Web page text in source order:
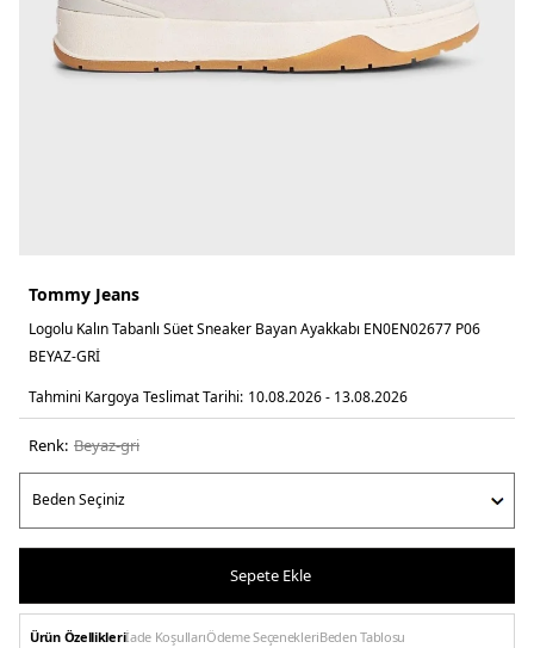
Tommy Jeans
Logolu Kalın Tabanlı Süet Sneaker Bayan Ayakkabı EN0EN02677 P06
BEYAZ-GRİ
Tahmini Kargoya Teslimat Tarihi: 10.08.2026 - 13.08.2026
Renk: beyaz-gri̇
Sepete Ekle
Ürün Özellikleriİade KoşullarıÖdeme SeçenekleriBeden Tablosu